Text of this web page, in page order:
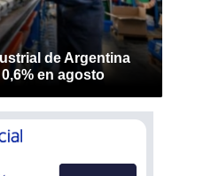
de Argentina
en agosto